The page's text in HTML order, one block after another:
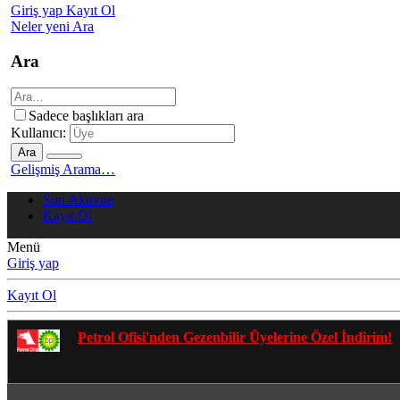
Giriş yap Kayıt Ol
Neler yeni Ara
Ara
Sadece başlıkları ara
Kullanıcı:
Ara
Gelişmiş Arama…
Son Aktivite
Kayıt Ol
Menü
Giriş yap
Kayıt Ol
Gezenbilir Whatsapp